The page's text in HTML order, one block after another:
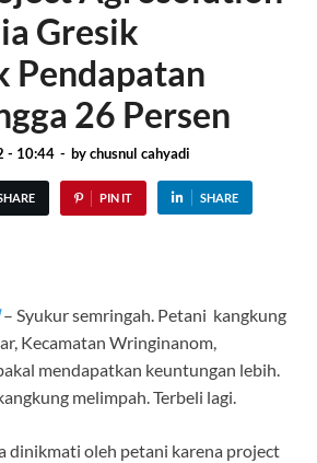
Gresik
Pendapatan
26 Persen
- 10:44 - bychusnul cahyadi
PIN IT SHARE
– Syukur semringah. Petani kangkung
Kecamatan Wringinanom,
mendapatkan keuntungan lebih.
melimpah. Terbeli lagi.
dinikmati oleh petani karena project